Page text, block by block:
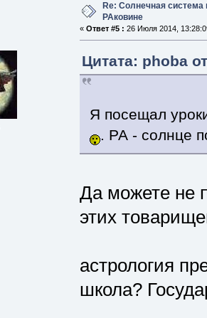
Re: Солнечная система
РАковине
« Ответ #5 : 26 Июля 2014,
Цитата: phoba
Я посещал
. РА - солнце
Да можете не
этих
астрология
школа?